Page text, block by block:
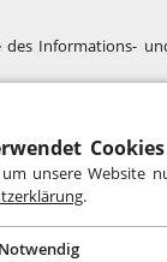
Cookies
unsere Website
.
Notwendig
des Informations-
Gesundheit
Medienzentrums